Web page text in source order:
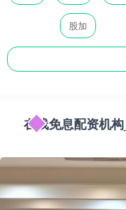
股加
在线免息配资机